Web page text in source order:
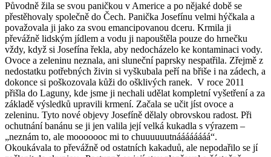
Původně žila se svou paničkou v Americe a po nějaké době se
přestěhovaly společně do Čech. Panička Josefínu velmi hýčkala a
považovala ji jako za svou emancipovanou dceru. Krmila ji
převážně lidským jídlem a vodu ji napouštěla pouze do hrnečku
vždy, když si Josefína řekla, aby nedocházelo ke kontaminaci vody.
Ovoce a zeleninu neznala, ani sluneční paprsky nespatřila. Zřejmě z
nedostatku potřebných živin si vyškubala peří na břiše i na zádech, a
dokonce si poškozovala kůži do ošklivých ranek. V roce 2011
přišla do Laguny, kde jsme ji nechali udělat kompletní vyšetření a za
základě výsledků upravili krmení. Začala se učit jíst ovoce a
zeleninu. Tyto nové objevy Josefíně dělaly obrovskou radost. Při
ochutnání banánu se ji jen valila její velká kukadla s výrazem –
„neznám to, ale mooooooc mi to chuuuuuutnáááááááá“.
Okoukávala to převážně od ostatních kakaduů, ale nepodařilo se jí